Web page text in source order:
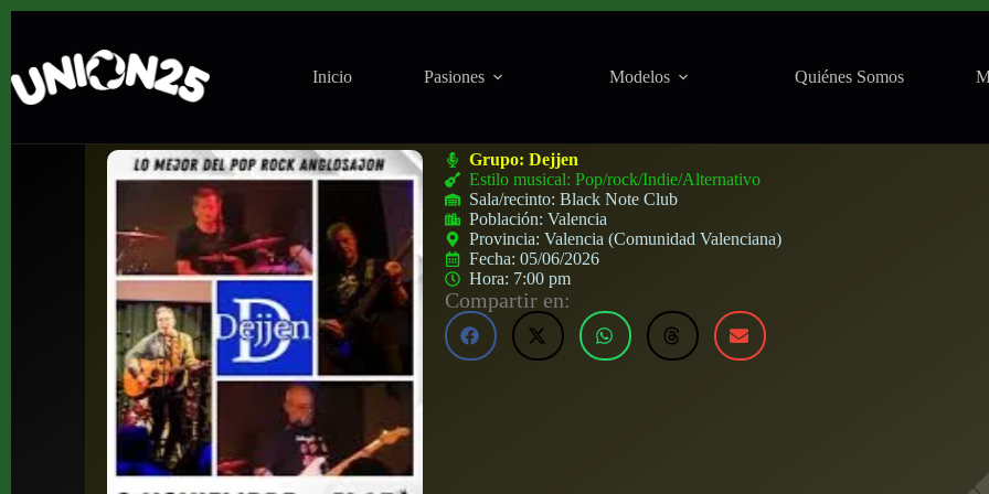
Inicio Pasiones Modelos Quiénes Somos
Grupo:Dejjen
Estilo musical: Pop/rock/Indie/Alternativo
Sala/recinto:Black Note Club
Población:Valencia
Provincia:Valencia (Comunidad Valenciana)
Fecha:05/06/2026
Hora: 7:00 pm
Compartir en: